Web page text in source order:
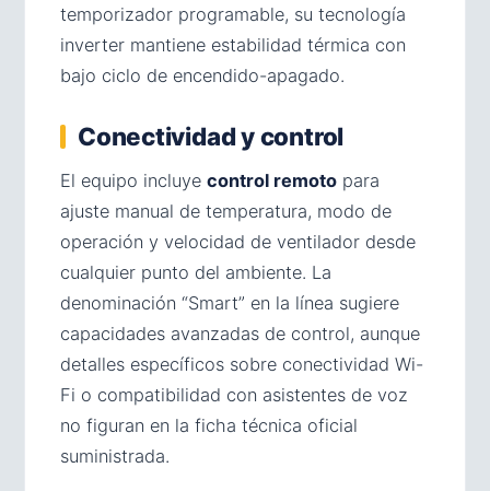
temporizador programable, su tecnología
inverter mantiene estabilidad térmica con
bajo ciclo de encendido-apagado.
Conectividad y control
El equipo incluye control remoto para
ajuste manual de temperatura, modo de
operación y velocidad de ventilador desde
cualquier punto del ambiente. La
denominación “Smart” en la línea sugiere
capacidades avanzadas de control, aunque
detalles específicos sobre conectividad Wi-
Fi o compatibilidad con asistentes de voz
no figuran en la ficha técnica oficial
suministrada.